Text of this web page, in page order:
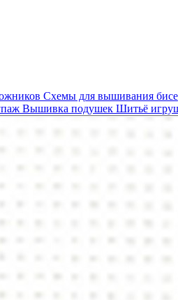
Схемы для вышивания
Вышивка подушек Шитьё